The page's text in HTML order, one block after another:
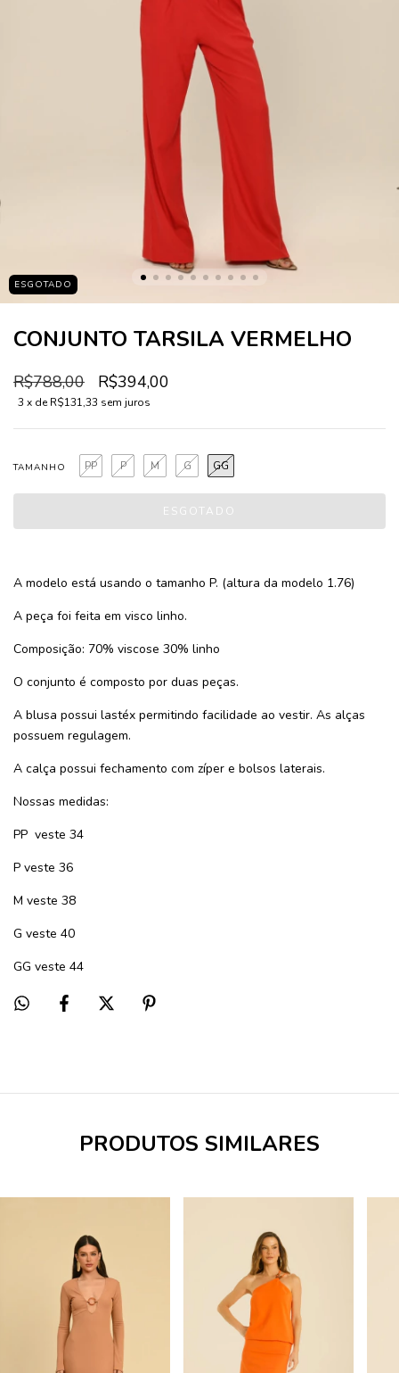
ESGOTADO
CONJUNTO TARSILA VERMELHO
R$788,00 R$394,00
3 x deR$131,33 sem juros
TAMANHO GG
G
M
P
PP
A modelo está usando o tamanho P. (altura da modelo 1.76)
A peça foi feita em visco linho.
Composição: 70% viscose 30% linho
O conjunto é composto por duas peças.
A blusa possui lastéx permitindo facilidade ao vestir. As alças
possuem regulagem.
A calça possui fechamento com zíper e bolsos laterais.
Nossas medidas:
PP veste 34
P veste 36
M veste 38
G veste 40
GG veste 44
PRODUTOS SIMILARES